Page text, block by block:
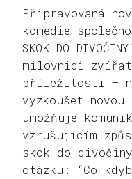
Připravovaná
komedie
SKOK DO
milovnici zvířat
příležitosti –
vyzkoušet
umožňuje
vzrušujícím
skok do
otázku: “Co